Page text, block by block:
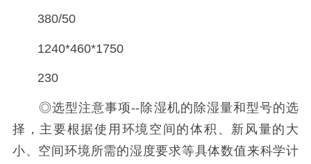
380/50
1240*460*1750
230
◎选型注意事项--除湿机的除湿量和型号的选
择，主要根据使用环境空间的体积、新风量的大
小、空间环境所需的湿度要求等具体数值来科学计